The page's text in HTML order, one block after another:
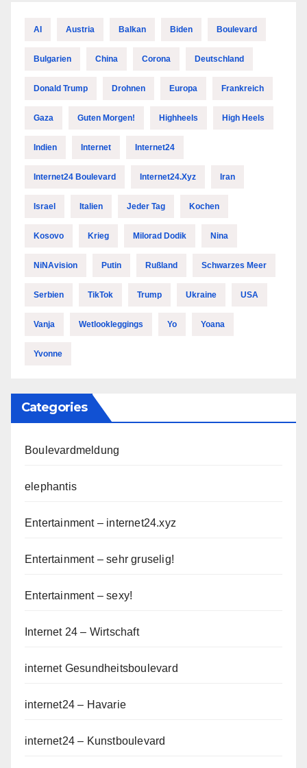
AI Austria Balkan Biden Boulevard
Bulgarien China Corona Deutschland
Donald Trump Drohnen Europa Frankreich
Gaza Guten Morgen! Highheels High Heels
Indien Internet Internet24
Internet24 Boulevard Internet24.xyz Iran
Israel Italien Jeder Tag Kochen
Kosovo Krieg Milorad Dodik Nina
NiNAvision Putin Rußland Schwarzes Meer
Serbien TikTok Trump Ukraine USA
Vanja Wetlookleggings Yo Yoana
Yvonne
Categories
Boulevardmeldung
elephantis
Entertainment – internet24.xyz
Entertainment – sehr gruselig!
Entertainment – sexy!
Internet 24 – Wirtschaft
internet Gesundheitsboulevard
internet24 – Havarie
internet24 – Kunstboulevard